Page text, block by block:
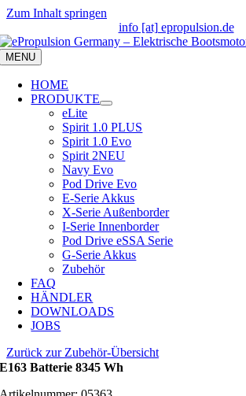
Zum Inhalt springen
info [at] epropulsion.de
MENU
HOME
PRODUKTE
eLite
Spirit 1.0 PLUS
Spirit 1.0 Evo
Spirit 2NEU
Navy Evo
Pod Drive Evo
E-Serie Akkus
X-Serie Außenborder
I-Serie Innenborder
Pod Drive eSSA Serie
G-Serie Akkus
Zubehör
FAQ
HÄNDLER
DOWNLOADS
JOBS
Zurück zur Zubehör-Übersicht
E163 Batterie 8345 Wh